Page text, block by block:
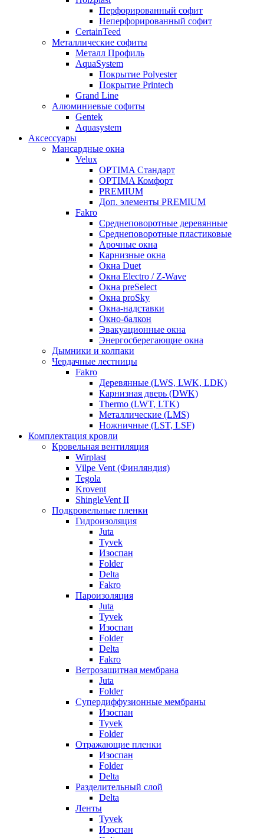
Перфорированный софит
Неперфорированный софит
CertainTeed
Металлические софиты
Металл Профиль
AquaSystem
Покрытие Polyester
Покрытие Printech
Grand Line
Алюминиевые софиты
Gentek
Aquasystem
Аксессуары
Мансардные окна
Velux
OPTIMA Стандарт
OPTIMA Комфорт
PREMIUM
Доп. элементы PREMIUM
Fakro
Cреднеповоротные деревянные
Cреднеповоротные пластиковые
Арочные окна
Карнизные окна
Окна Duet
Окна Electro / Z-Wave
Окна preSelect
Окна proSky
Окна-надставки
Окно-балкон
Эвакуационные окна
Энергосберегающие окна
Дымники и колпаки
Чердачные лестницы
Fakro
Деревянные (LWS, LWK, LDK)
Карнизная дверь (DWK)
Thermo (LWT, LTK)
Металлические (LMS)
Ножничные (LST, LSF)
Комплектация кровли
Кровельная вентиляция
Wirplast
Vilpe Vent (Финляндия)
Tegola
Krovent
ShingleVent II
Подкровельные пленки
Гидроизоляция
Juta
Tyvek
Изоспан
Folder
Delta
Fakro
Пароизоляция
Juta
Tyvek
Изоспан
Folder
Delta
Fakro
Ветрозащитная мембрана
Juta
Folder
Супердиффузионные мембраны
Изоспан
Tyvek
Folder
Отражающие пленки
Изоспан
Folder
Delta
Разделительный слой
Delta
Ленты
Tyvek
Изоспан